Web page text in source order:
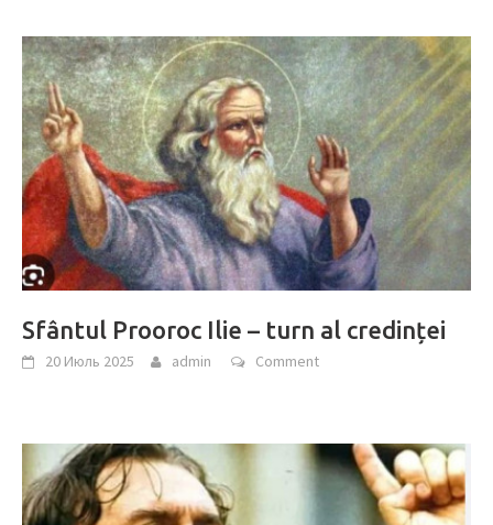
Sfântul Prooroc Ilie – turn al credinței
20 Июль 2025 admin Comment